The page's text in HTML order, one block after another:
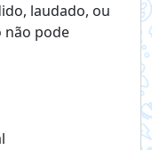
laudado, ou
não pode